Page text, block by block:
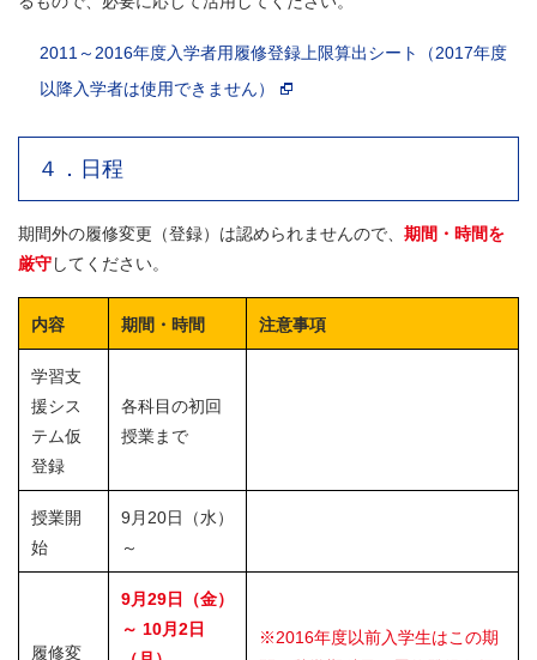
2011～2016年度入学者用履修登録上限算出シート（2017年度
以降入学者は使用できません）
４．日程
期間外の履修変更（登録）は認められませんので、 期間・時間を
厳守してください。
内容 期間・時間 注意事項
学習支
援シス
テム仮
登録
各科目の初回
授業まで
授業開
始
9月20日（水）
～
履修変
9月29日（金）
～ 10月2日
※2016年度以前入学生はこの期